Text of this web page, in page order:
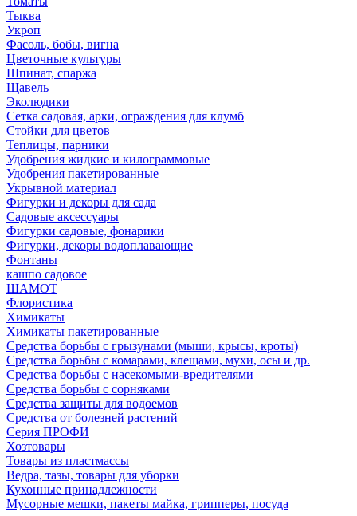
Тыква
Укроп
Фасоль, бобы, вигна
Цветочные культуры
Шпинат, спаржа
Щавель
Эколюдики
Сетка садовая, арки, ограждения для клумб
Стойки для цветов
Теплицы, парники
Удобрения жидкие и килограммовые
Удобрения пакетированные
Укрывной материал
Фигурки и декоры для сада
Садовые аксессуары
Фигурки садовые, фонарики
Фигурки, декоры водоплавающие
Фонтаны
кашпо садовое
ШАМОТ
Флористика
Химикаты
Химикаты пакетированные
Средства борьбы с грызунами (мыши, крысы, кроты)
Средства борьбы с комарами, клещами, мухи, осы и др.
Средства борьбы с насекомыми-вредителями
Средства борьбы с сорняками
Средства защиты для водоемов
Средства от болезней растений
Серия ПРОФИ
Хозтовары
Товары из пластмассы
Ведра, тазы, товары для уборки
Кухонные принадлежности
Мусорные мешки, пакеты майка, грипперы, посуда